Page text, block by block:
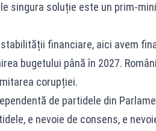
singura soluție este un prim-
financiare, aici avem
bugetului până în 2027.
corupției.
de partidele din
e nevoie de consens, e